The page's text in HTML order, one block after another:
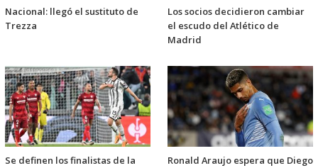
Nacional: llegó el sustituto de
Trezza
Los socios decidieron cambiar
el escudo del Atlético de
Madrid
Se definen los finalistas de la Ronald Araujo espera que Diego